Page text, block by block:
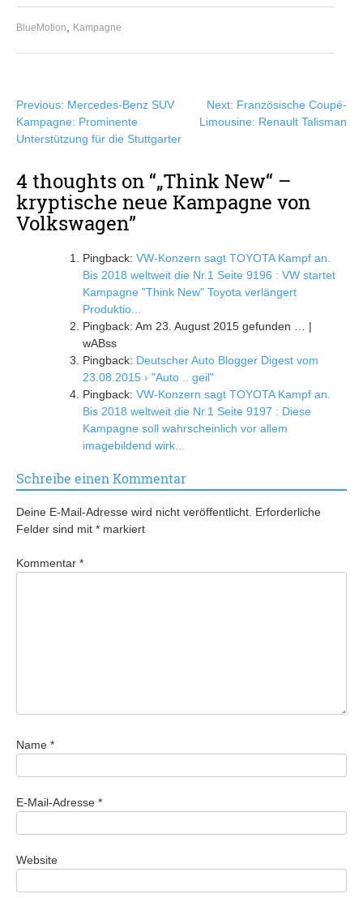
BlueMotion Kampagne
Beitragsnavigation
Previous: Mercedes-Benz SUV
Kampagne: Prominente
Unterstützung für die Stuttgarter
Next: Französische Coupé-
Limousine: Renault Talisman
4 thoughts on “„Think New“ –
kryptische neue Kampagne von
Volkswagen”
Pingback: VW-Konzern sagt TOYOTA Kampf an.
Bis 2018 weltweit die Nr.1 Seite 9196 : VW startet
Kampagne "Think New" Toyota verlängert
Produktio...
Pingback: Am 23. August 2015 gefunden … |
wABss
Pingback: Deutscher Auto Blogger Digest vom
23.08.2015 › "Auto .. geil"
Pingback: VW-Konzern sagt TOYOTA Kampf an.
Bis 2018 weltweit die Nr.1 Seite 9197 : Diese
Kampagne soll wahrscheinlich vor allem
imagebildend wirk...
Schreibe einen Kommentar
Deine E-Mail-Adresse wird nicht veröffentlicht. Erforderliche
Felder sind mit * markiert
Kommentar *
Name *
E-Mail-Adresse *
Website